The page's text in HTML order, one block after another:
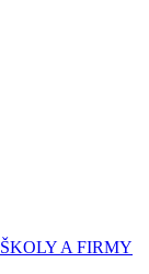
ŠKOLY A FIRMY